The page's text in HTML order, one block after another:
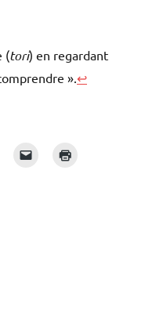
(tori) en regardant
». ↩